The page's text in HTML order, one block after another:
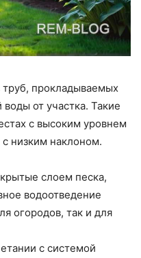
прокладываемых
от участка. Такие
с высоким уровнем
с низким наклоном.
слоем песка,
водоотведение
огородов, так и для
с системой